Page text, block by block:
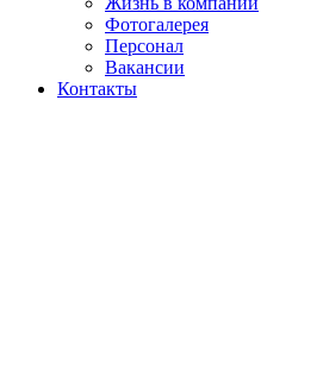
Фотогалерея
Персонал
Вакансии
Контакты